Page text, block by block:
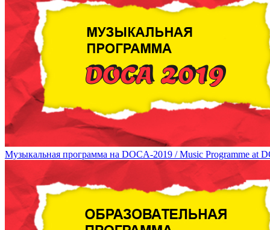
Музыкальная программа на DOCA-2019 / Music Programme at